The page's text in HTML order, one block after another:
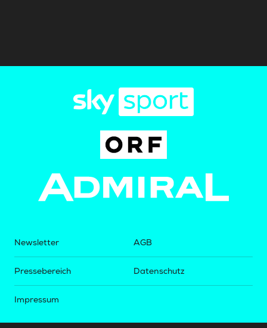
Newsletter
Pressebereich
Impressum
AGB
Datenschutz